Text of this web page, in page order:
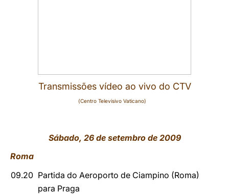
Transmissões vídeo ao vivo do CTV
(Centro Televisivo Vaticano)
Sábado, 26 de setembro de 2009
Roma
09.20 Partida do Aeroporto de Ciampino (Roma)
para Praga